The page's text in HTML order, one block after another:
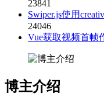
23841
Swiper.js使用
24046
Vue获取视频首帧
博主介绍